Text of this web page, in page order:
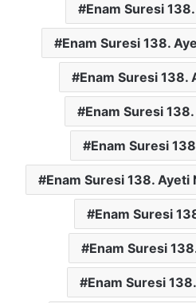
Enam Suresi
Enam Suresi 138.
Enam Suresi 138.
Enam Suresi
Enam Suresi
Enam Suresi 138.
Enam Suresi
Enam Suresi
Enam Suresi